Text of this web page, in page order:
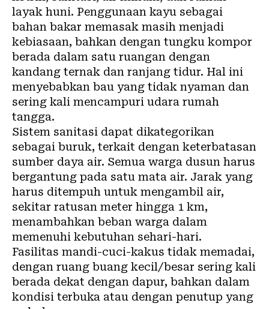
layak huni. Penggunaan kayu sebagai
bahan bakar memasak masih menjadi
kebiasaan, bahkan dengan tungku kompor
berada dalam satu ruangan dengan
kandang ternak dan ranjang tidur. Hal ini
menyebabkan bau yang tidak nyaman dan
sering kali mencampuri udara rumah
tangga.
Sistem sanitasi dapat dikategorikan
sebagai buruk, terkait dengan keterbatasan
sumber daya air. Semua warga dusun harus
bergantung pada satu mata air. Jarak yang
harus ditempuh untuk mengambil air,
sekitar ratusan meter hingga 1 km,
menambahkan beban warga dalam
memenuhi kebutuhan sehari-hari.
Fasilitas mandi-cuci-kakus tidak memadai,
dengan ruang buang kecil/besar sering kali
berada dekat dengan dapur, bahkan dalam
kondisi terbuka atau dengan penutup yang